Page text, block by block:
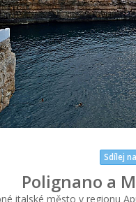
Sdílej na
Polignano a
italské město v regionu